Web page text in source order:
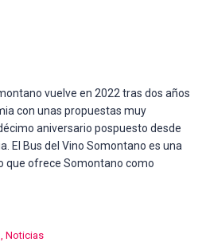
vuelve en 2022 tras dos años
con unas propuestas muy
aniversario pospuesto desde
El Bus del Vino Somontano es una
que ofrece Somontano como
, Noticias